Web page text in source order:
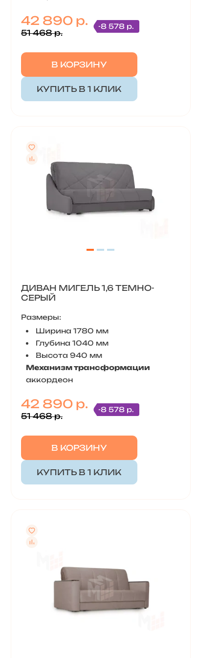
42 890 р.
51 468 р.
-8 578 р.
В КОРЗИНУ
КУПИТЬ В 1 КЛИК
ДИВАН МИГЕЛЬ 1,6 ТЕМНО-
СЕРЫЙ
Размеры:
Ширина 1780 мм
Глубина 1040 мм
Высота 940 мм
Механизм трансформации
аккордеон
42 890 р.
51 468 р.
-8 578 р.
В КОРЗИНУ
КУПИТЬ В 1 КЛИК